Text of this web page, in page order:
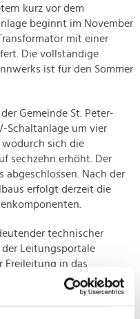
kurz vor dem
beginnt im November
mit einer
Die vollständige
ist für den Sommer
Gemeinde St. Peter-
Schaltanlage um vier
sich die
sechzehn erhöht. Der
abgeschlossen. Nach der
erfolgt derzeit die
technischer
Leitungsportale
Freileitung in das
der
Oktober 2025
in den beiden